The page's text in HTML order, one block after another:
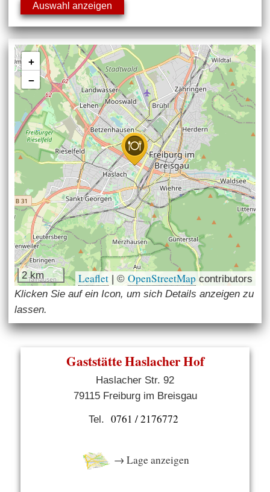
+
−
2 km Leaflet | © OpenStreetMapcontributors
Klicken Sie auf ein Icon, um sich Details anzeigen zu
lassen.
Gaststätte Haslacher Hof
Haslacher Str. 92
79115 Freiburg im Breisgau
Tel. 0761 / 2176772
→ Lage anzeigen